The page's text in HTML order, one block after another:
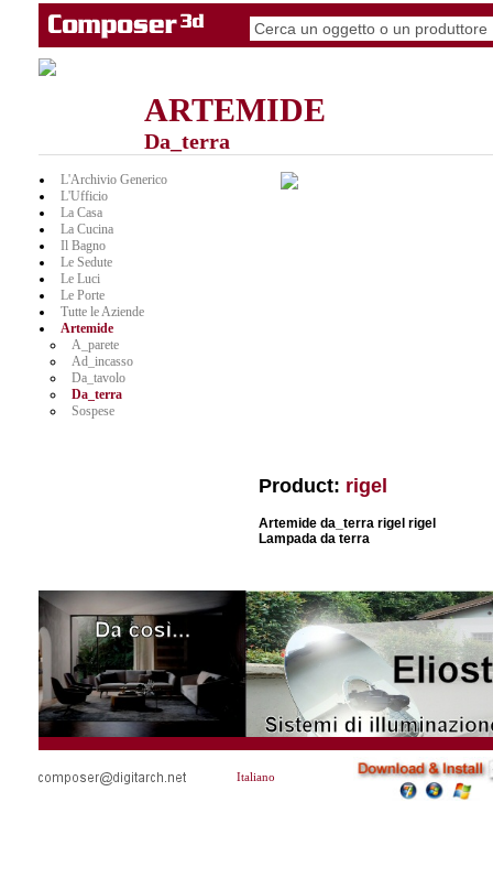
ARTEMIDE
Da_terra
L'Archivio Generico
L'Ufficio
La Casa
La Cucina
Il Bagno
Le Sedute
Le Luci
Le Porte
Tutte le Aziende
Artemide
A_parete
Ad_incasso
Da_tavolo
Da_terra
Sospese
Product: rigel
Artemide da_terra rigel rigel
Lampada da terra
Italiano